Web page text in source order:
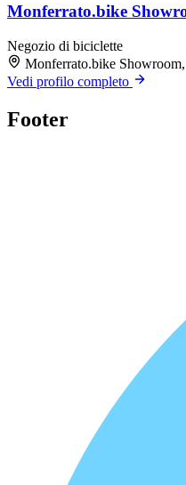
Monferrato.bike
Negozio di biciclette
Monferrato.bike
Vedi profilo completo
Footer